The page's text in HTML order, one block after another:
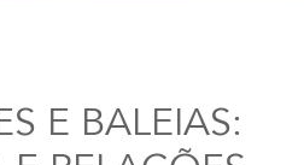
E BALEIAS: